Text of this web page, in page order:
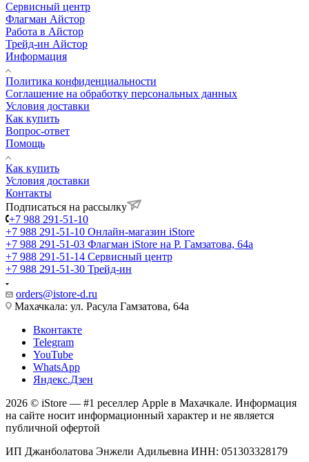
Сервисный центр
Флагман Айстор
Работа в Айстор
Трейд-ин Айстор
Информация
Политика конфиденциальности
Соглашение на обработку персональных данных
Условия доставки
Как купить
Вопрос-ответ
Помощь
Как купить
Условия доставки
Контакты
Подписаться на рассылку
+7 988 291-51-10
+7 988 291-51-10 Онлайн-магазин iStore
+7 988 291-51-03 Флагман iStore на Р. Гамзатова, 64а
+7 988 291-51-14 Сервисный центр
+7 988 291-51-30 Трейд-ин
orders@istore-d.ru
Махачкала: ул. Расула Гамзатова, 64а
Вконтакте
Telegram
YouTube
WhatsApp
Яндекс.Дзен
2026 © iStore — #1 реселлер Apple в Махачкале. Информация
на сайте носит информационный характер и не является
публичной офертой
ИП Джанболатова Энжели Адильевна ИНН: 051303328179